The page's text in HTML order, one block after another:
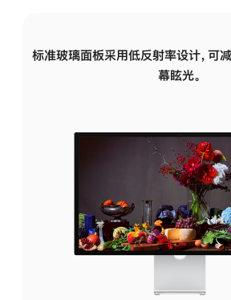
标准玻璃面板采用低反射率设计，可
幕眩光。